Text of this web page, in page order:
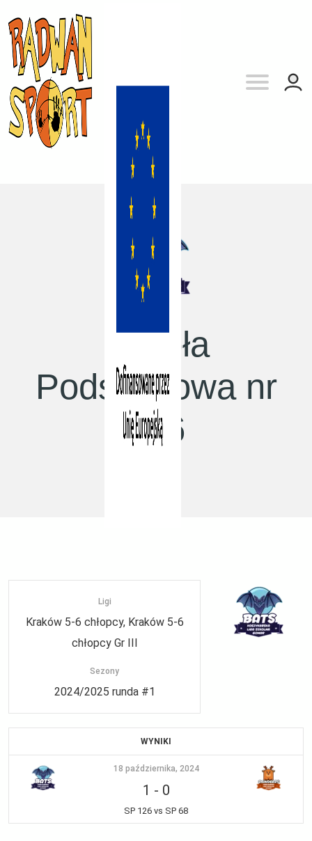
Szkoła
Podstawowa nr
126
Ligi
Kraków 5-6 chłopcy, Kraków 5-6
chłopcy Gr III
Sezony
2024/2025 runda #1
WYNIKI
18 października, 2024
1 - 0
SP 126 vs SP 68